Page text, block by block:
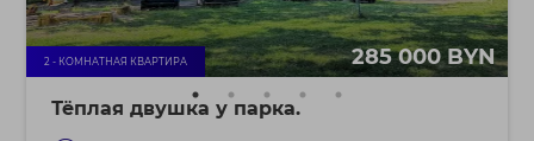
2 - КОМНАТНАЯ КВАРТИРА 285 000 BYN
Тёплая двушка у парка.